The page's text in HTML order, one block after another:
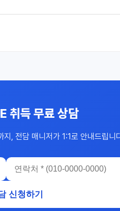
취득 무료 상담
지, 전담 매니저가 1:1로 안내드립니
신청하기